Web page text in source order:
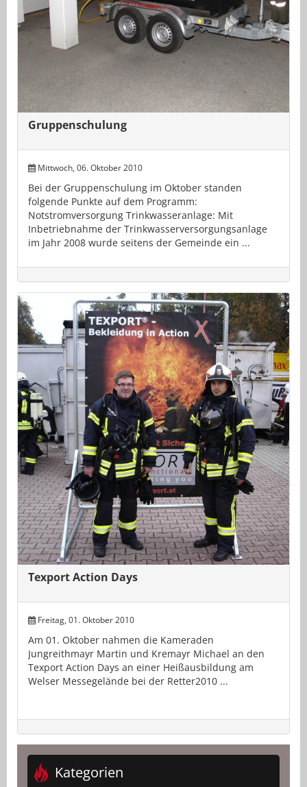
Gruppenschulung
Mittwoch, 06. Oktober 2010
Bei der Gruppenschulung im Oktober standen
folgende Punkte auf dem Programm:
Notstromversorgung Trinkwasseranlage: Mit
Inbetriebnahme der Trinkwasserversorgungsanlage
im Jahr 2008 wurde seitens der Gemeinde ein ...
Texport Action Days
Freitag, 01. Oktober 2010
Am 01. Oktober nahmen die Kameraden
Jungreithmayr Martin und Kremayr Michael an den
Texport Action Days an einer Heißausbildung am
Welser Messegelände bei der Retter2010 ...
Kategorien